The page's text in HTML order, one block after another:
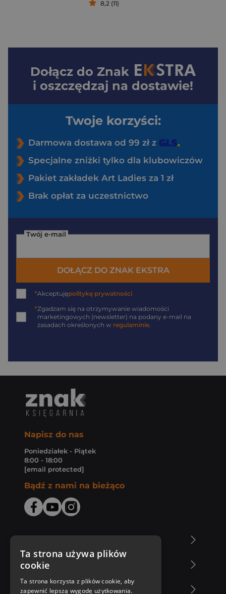
8,2 (11)
Dołącz do Znak
i oszczędzaj na dostawie!
Twoje korzyści:
Darmowa dostawa od 99 zł z
Specjalne zniżki tylko dla klubowiczów
Pakiet zakładek Art Ladies za 1 zł
Brak opłat za uczestnictwo
Twój e-mail
DOŁĄCZ DO ZNAK EKSTRA
*Akceptujępolitykę prywatności
*Zgadzam się na otrzymywanie wiadomości
marketingowych (newsletter) na podany e-mail na
zasadach określonych w regulaminie
Napisz do nas
Poniedziałek - Piątek
8:00 - 18:00
[email protected]
Bądź z nami na bieżąco
Zakupy u nas
Nasza oferta
Ta strona używa plików
cookie
Ta strona korzysta z plików cookie, aby
zapewnić lepszą wygodę użytkowania.